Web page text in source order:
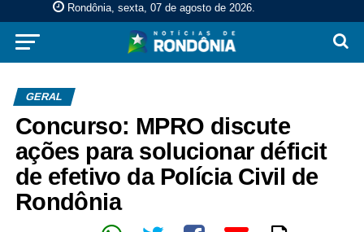
Rondônia, sexta, 07 de agosto de 2026.
GERAL
Concurso: MPRO discute
ações para solucionar déficit
de efetivo da Polícia Civil de
Rondônia